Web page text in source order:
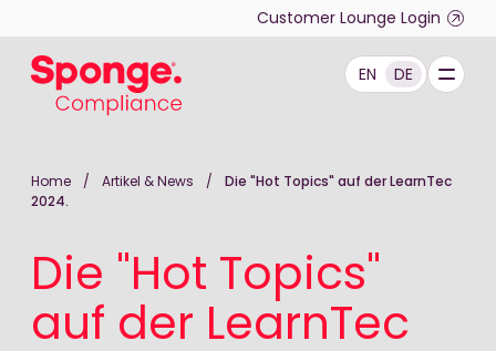
Customer Lounge Login
EN DE
Home / Artikel & News /
Die "Hot Topics" auf der LearnTec
2024.
Die "Hot Topics"
auf der LearnTec